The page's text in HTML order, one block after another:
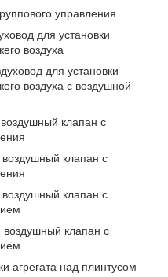
управления
для установки
воздуха
для установки
воздуха с воздушной
клапан с
клапан с
клапан с
воздушный клапан с
агрегата над плинтусом